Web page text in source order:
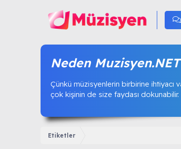
Neden
Çünkü müzisyenlerin birbirine ihtiyacı
çok kişinin de size faydası dokunabilir.
Etiketler